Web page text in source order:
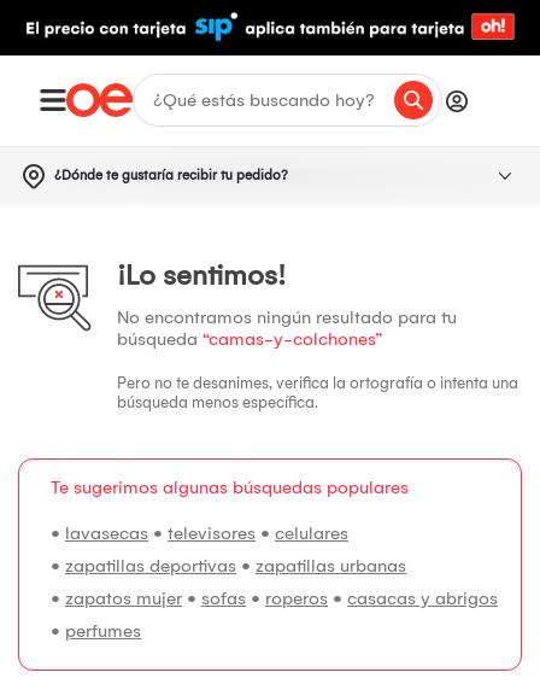
¿Dónde te gustaría recibir tu pedido?
¡Lo sentimos!
No encontramos ningún resultado para tu
búsqueda “camas-y-colchones”
Pero no te desanimes, verifica la ortografía o intenta una
búsqueda menos específica.
Te sugerimos algunas búsquedas populares
• lavasecas • televisores • celulares
• zapatillas deportivas • zapatillas urbanas
• zapatos mujer • sofas • roperos • casacas y abrigos
• perfumes